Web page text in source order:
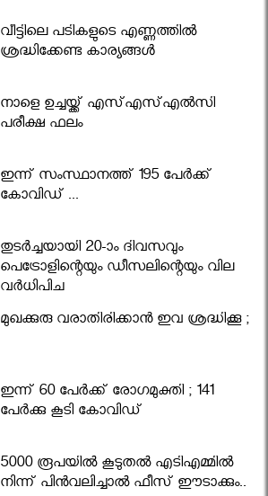
വീട്ടിലെ പടികളുടെ എണ്ണത്തിൽ
ശ്രദ്ധിക്കേണ്ട കാര്യങ്ങൾ
നാളെ ഉച്ചയ്ക്ക് എസ്എസ്എല്‍സി
പരീക്ഷ ഫലം
ഇന്ന് സംസ്ഥാനത്ത് 195 പേര്‍ക്ക്
കോവിഡ് ...
തുടർച്ചയായി 20-ാം ദിവസവും
പെട്രോളിന്റെയും ഡീസലിന്റെയും വില
വര്‍ധിപ്പിച്ചു
മുഖക്കുരു വരാതിരിക്കാന്‍ ഇവ ശ്രദ്ധിക്കൂ ;
ഇന്ന് 60 പേർക്ക് രോഗമുക്തി ; 141
പേര്‍ക്കു കൂടി കോവിഡ്
5000 രൂപയിൽ കൂടുതൽ എടിഎമ്മിൽ
നിന്ന് പിൻവലിച്ചാൽ ഫീസ് ഈടാക്കും..